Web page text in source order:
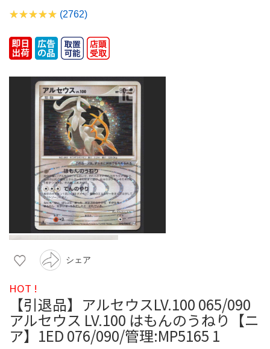
(2762)
シェア
HOT !
【引退品】アルセウスLV.100 065/090
アルセウス LV.100 はもんのうねり【ニ
ア】1ED 076/090/管理:MP5165 1